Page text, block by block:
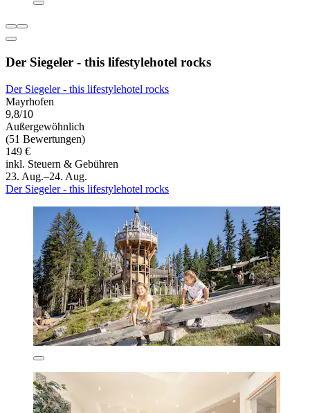
Der Siegeler - this lifestylehotel rocks
Der Siegeler - this lifestylehotel rocks
Mayrhofen
9,8/10
Außergewöhnlich
(51 Bewertungen)
149 €
inkl. Steuern & Gebühren
23. Aug.–24. Aug.
Der Siegeler - this lifestylehotel rocks